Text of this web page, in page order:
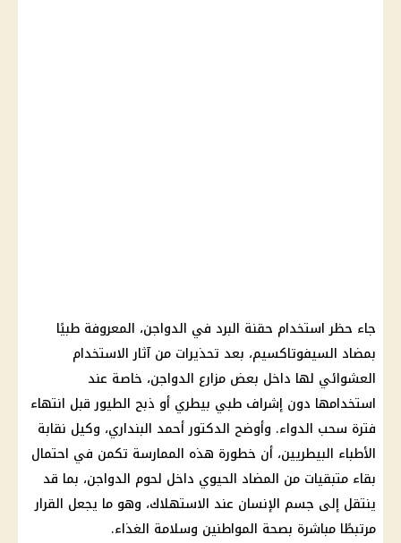
جاء حظر استخدام حقنة البرد في الدواجن، المعروفة طبيًا
بمضاد السيفوتاكسيم، بعد تحذيرات من آثار الاستخدام
العشوائي لها داخل بعض مزارع الدواجن، خاصة عند
استخدامها دون إشراف طبي بيطري أو ذبح الطيور قبل انتهاء
فترة سحب الدواء. وأوضح الدكتور أحمد البنداري، وكيل نقابة
الأطباء البيطريين، أن خطورة هذه الممارسة تكمن في احتمال
بقاء متبقيات من المضاد الحيوي داخل لحوم الدواجن، بما قد
ينتقل إلى جسم الإنسان عند الاستهلاك، وهو ما يجعل القرار
مرتبطًا مباشرة بصحة المواطنين وسلامة الغذاء.